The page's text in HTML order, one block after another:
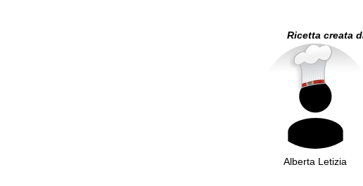
Ricetta creata
Alberta Letizia